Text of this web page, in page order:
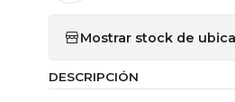
Mostrar stock de
DESCRIPCIÓN